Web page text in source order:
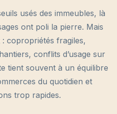
usés des immeubles, là
ont poli la pierre. Mais
copropriétés fragiles,
conflits d’usage sur
tient souvent à un équilibre
du quotidien et
trop rapides.